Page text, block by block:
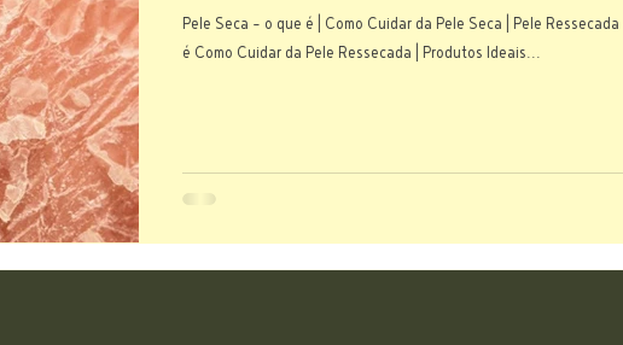
Pele Seca - o que é | Como Cuidar da Pele Seca | Pele Ressecada - O que
é Como Cuidar da Pele Ressecada | Produtos Ideais...